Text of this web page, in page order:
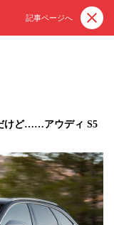
記事ページへ
けど……アウディ S5